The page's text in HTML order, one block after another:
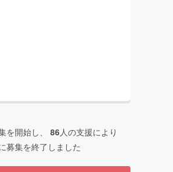
を開始し、 86人の支援により
募集を終了しました